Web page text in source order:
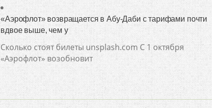
«Аэрофлот» возвращается в Абу-Даби с тарифами почти
вдвое выше, чем у
Сколько стоят билеты unsplash.com С 1 октября
«Аэрофлот» возобновит